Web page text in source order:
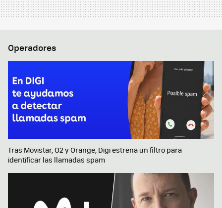
Operadores
Tras Movistar, O2 y Orange, Digi estrena un filtro para
identificar las llamadas spam